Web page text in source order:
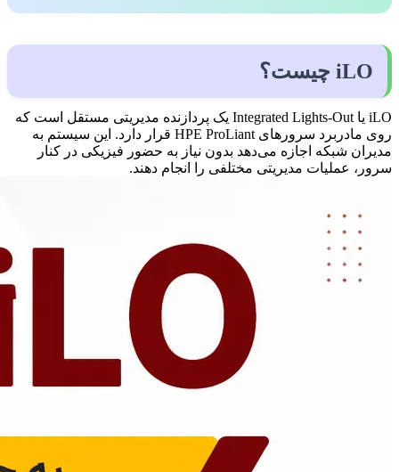
iLO چیست؟
iLO یا Integrated Lights-Out یک پردازنده مدیریتی مستقل است که
روی مادربرد سرورهای HPE ProLiant قرار دارد. این سیستم به
مدیران شبکه اجازه می‌دهد بدون نیاز به حضور فیزیکی در کنار
سرور، عملیات مدیریتی مختلفی را انجام دهند.